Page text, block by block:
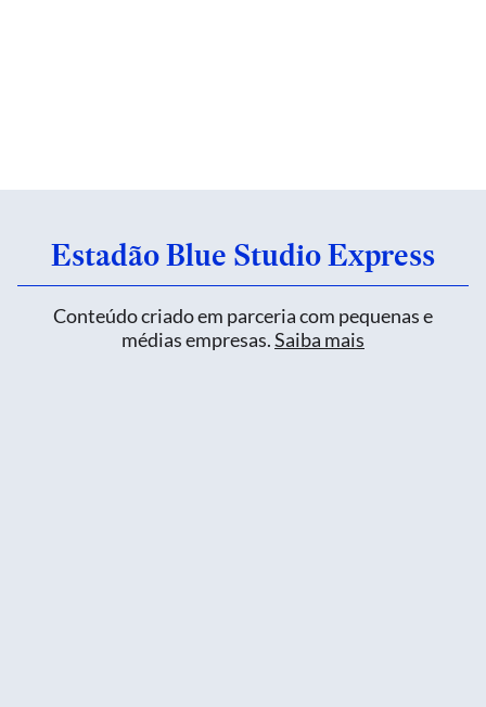
Estadão Blue Studio Express
Conteúdo criado em parceria com pequenas e
médias empresas.Saiba mais